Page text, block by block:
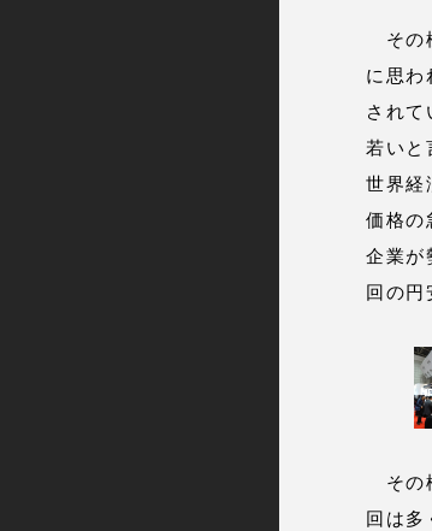
その
に思わ
され
若いと
世界経
価格の
企業が
回の円
その
回は多